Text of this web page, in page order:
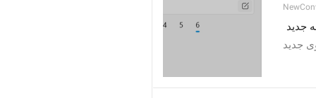
جدید
جدید